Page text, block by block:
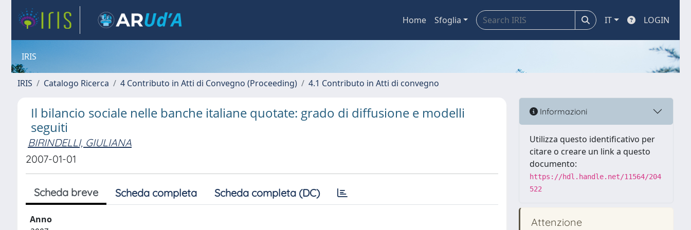
Home Sfoglia IT LOGIN
IRIS
IRIS Catalogo Ricerca 4 Contributo in Atti di Convegno (Proceeding) 4.1 Contributo in Atti di convegno
Il bilancio sociale nelle banche italiane quotate: grado di diffusione e modelli
seguiti
BIRINDELLI, GIULIANA
2007-01-01
Scheda breve Scheda completa Scheda completa (DC)
Anno
Informazioni
Utilizza questo identificativo per
citare o creare un link a questo
documento:
https://hdl.handle.net/11564/204
522
Attenzione